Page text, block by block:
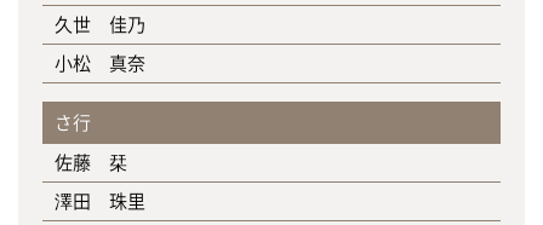
久世 佳乃
小松 真奈
さ行
佐藤 栞
澤田 珠里